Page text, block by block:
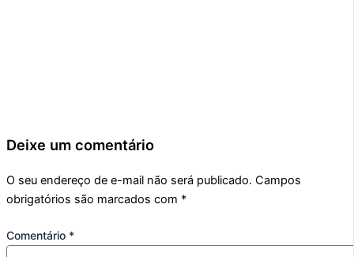
Deixe um comentário
O seu endereço de e-mail não será publicado. Campos
obrigatórios são marcados com *
Comentário *